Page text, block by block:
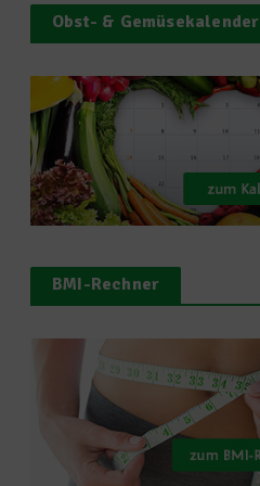
Obst- & Gemüsekalender
BMI-Rechner